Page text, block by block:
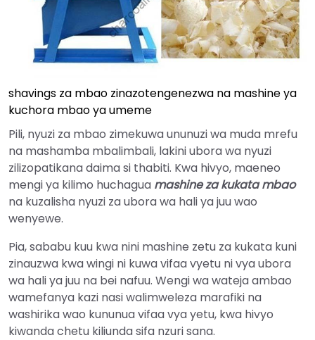
shavings za mbao zinazotengenezwa na mashine ya
kuchora mbao ya umeme
Pili, nyuzi za mbao zimekuwa ununuzi wa muda mrefu
na mashamba mbalimbali, lakini ubora wa nyuzi
zilizopatikana daima si thabiti. Kwa hivyo, maeneo
mengi ya kilimo huchagua mashine za kukata mbao
na kuzalisha nyuzi za ubora wa hali ya juu wao
wenyewe.
Pia, sababu kuu kwa nini mashine zetu za kukata kuni
zinauzwa kwa wingi ni kuwa vifaa vyetu ni vya ubora
wa hali ya juu na bei nafuu. Wengi wa wateja ambao
wamefanya kazi nasi walimweleza marafiki na
washirika wao kununua vifaa vya yetu, kwa hivyo
kiwanda chetu kiliunda sifa nzuri sana.